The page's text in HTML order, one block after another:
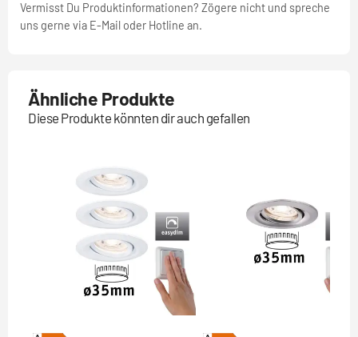
Vermisst Du Produktinformationen? Zögere nicht und spreche
uns gerne via E-Mail oder Hotline an.
Ähnliche Produkte
Diese Produkte könnten dir auch gefallen